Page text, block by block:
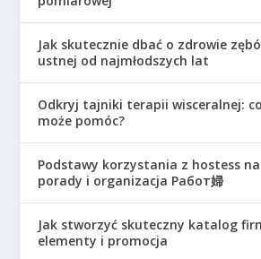
Jak skutecznie dbać o zdrowie
ustnej od najmłodszych lat
Odkryj tajniki terapii wisceralnej:
może pomóc?
Podstawy korzystania z hostess
porady i organizacja Работ婦
Jak stworzyć skuteczny katalog
elementy i promocja